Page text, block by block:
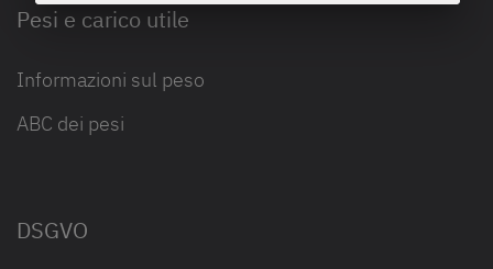
Pesi e carico utile
Informazioni sul peso
ABC dei pesi
DSGVO